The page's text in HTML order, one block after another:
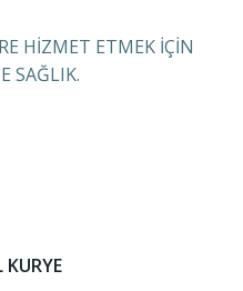
HİZMET ETMEK İÇİN
SAĞLIK.